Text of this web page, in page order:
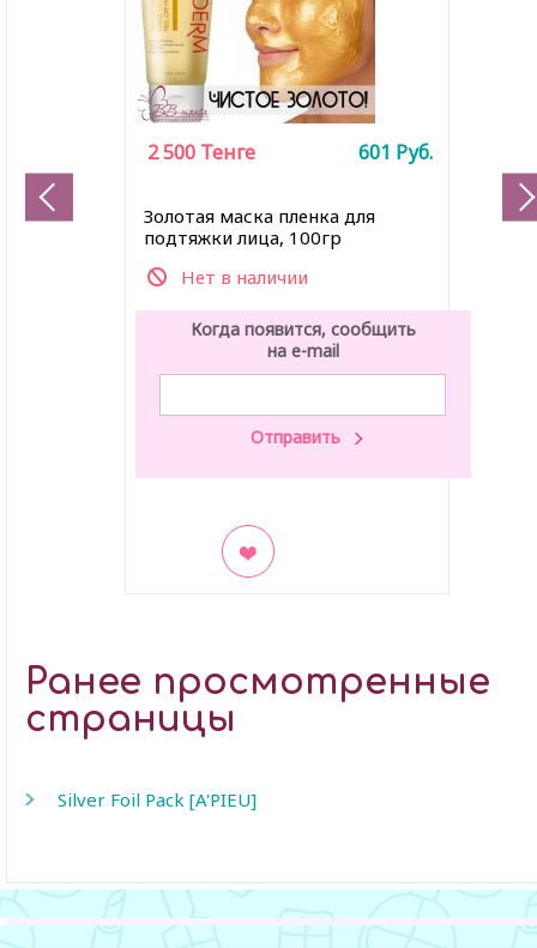
Золотая маска пленка для
подтяжки лица, 100гр
Нет в наличии
2 500 Тенге 601 Руб.
Когда появится, сообщить
на e-mail
Ранее просмотренные
страницы
Silver Foil Pack [A'PIEU]